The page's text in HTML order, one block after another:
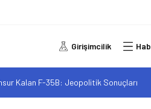
Girişimcilik
Kalan F-35B: Jeopolitik Sonuçları
Asistanlar: Elon Musk’tan Romantik